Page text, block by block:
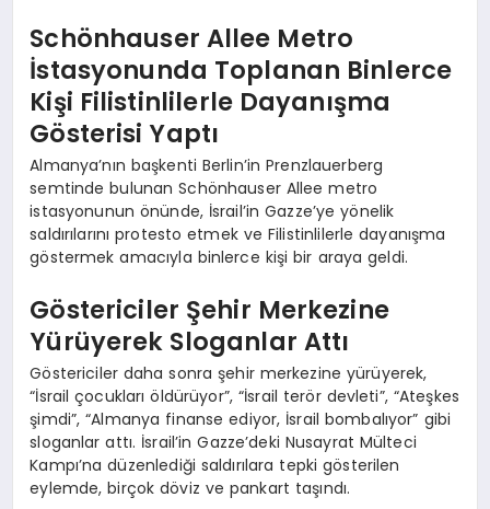
Schönhauser Allee Metro
İstasyonunda Toplanan Binlerce
Kişi Filistinlilerle Dayanışma
Gösterisi Yaptı
Almanya’nın başkenti Berlin’in Prenzlauerberg
semtinde bulunan Schönhauser Allee metro
istasyonunun önünde, İsrail’in Gazze’ye yönelik
saldırılarını protesto etmek ve Filistinlilerle dayanışma
göstermek amacıyla binlerce kişi bir araya geldi.
Göstericiler Şehir Merkezine
Yürüyerek Sloganlar Attı
Göstericiler daha sonra şehir merkezine yürüyerek,
“İsrail çocukları öldürüyor”, “İsrail terör devleti”, “Ateşkes
şimdi”, “Almanya finanse ediyor, İsrail bombalıyor” gibi
sloganlar attı. İsrail’in Gazze’deki Nusayrat Mülteci
Kampı’na düzenlediği saldırılara tepki gösterilen
eylemde, birçok döviz ve pankart taşındı.